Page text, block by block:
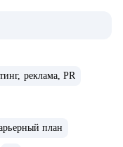
продукт.
и
300 резюме для
Яндекс, Ozon,
реклама, PR
план